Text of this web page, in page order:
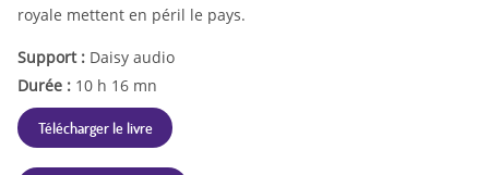
royale mettent en péril le pays.
Support : Daisy audio
Durée : 10 h 16 mn
Télécharger le livre